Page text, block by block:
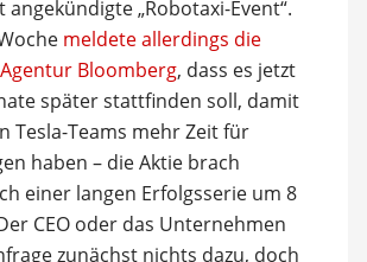
angekündigte „Robotaxi-Event“.
meldete allerdings die
Bloomberg, dass es jetzt
später stattfinden soll, damit
Tesla-Teams mehr Zeit für
haben – die Aktie brach
einer langen Erfolgsserie um 8
CEO oder das Unternehmen
zunächst nichts dazu, doch